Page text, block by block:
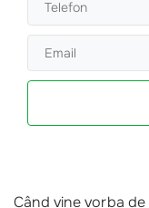
Când vine vorba de